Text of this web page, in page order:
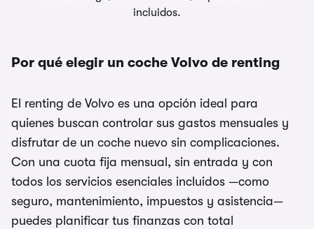
incluidos.
Por qué elegir un coche Volvo de renting
El renting de Volvo es una opción ideal para
quienes buscan controlar sus gastos mensuales y
disfrutar de un coche nuevo sin complicaciones.
Con una cuota fija mensual, sin entrada y con
todos los servicios esenciales incluidos —como
seguro, mantenimiento, impuestos y asistencia—
puedes planificar tus finanzas con total